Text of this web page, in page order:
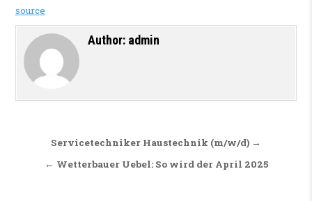
source
Author: admin
Beitragsnavigation
Servicetechniker Haustechnik (m/w/d) →
← Wetterbauer Uebel: So wird der April 2025